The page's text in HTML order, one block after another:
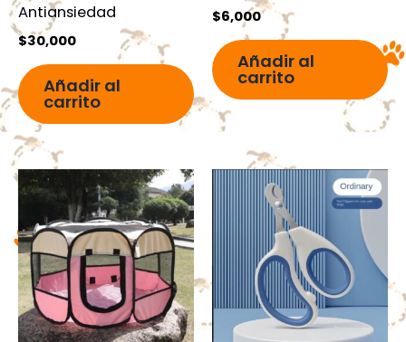
Antiansiedad
$30,000
Añadir al
carrito
$6,000
Añadir al
carrito